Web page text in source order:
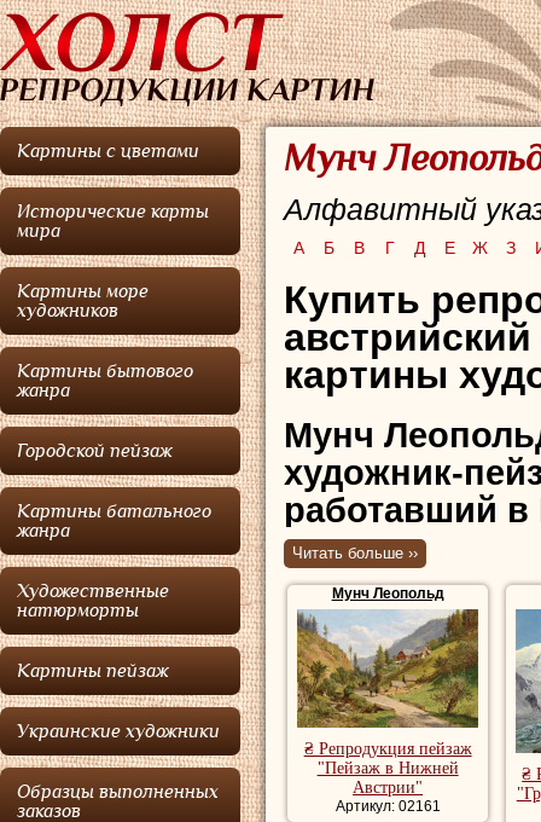
Картины с цветами
Исторические карты
мира
Картины море
художников
Картины бытового
жанра
Городской пейзаж
Картины батального
жанра
Художественные
натюрморты
Картины пейзаж
Украинские художники
Образцы выполненных
заказов
Мунч
Алфавитный
А Б В Г Д Е Ж З
Купить
картины
Мунч
художник-
работавший в
Мунчобучался
Гейгера. В своих
австрийский
Купить
репродукции
пейзажи
художника,
Читать больше ››
Мунч Леопольд
₴ Репродукция пейзаж
"Пейзаж в Нижней
Австрии"
Артикул: 02161
₴